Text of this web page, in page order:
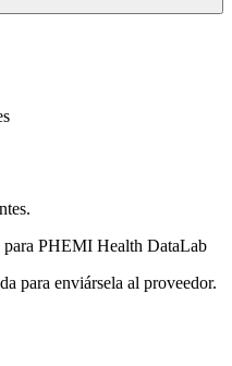
PHEMI Health DataLab
para enviársela al proveedor.